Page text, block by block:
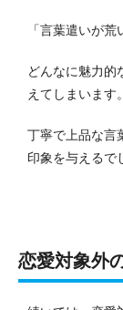
「言葉遣いが
どんなに魅力的
えてしまいます。
丁寧で上品な言
印象を与えるで
恋愛対象外